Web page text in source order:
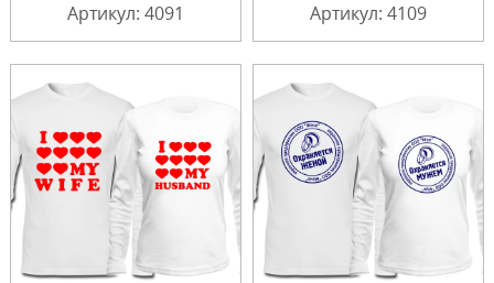
Артикул: 4091 Артикул: 4109